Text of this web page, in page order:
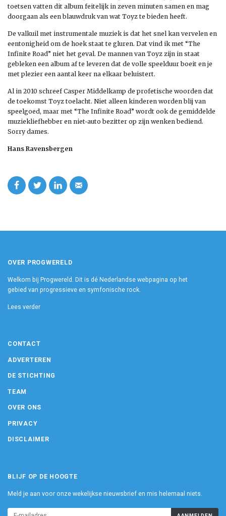
toetsen vatten dit album feitelijk in zeven minuten samen en mag
doorgaan als een blauwdruk van wat Toyz te bieden heeft.
De valkuil met instrumentale muziek is dat het snel kan vervelen en
eentonigheid om de hoek staat te gluren. Dat vind ik met “The
Infinite Road” niet het geval. De mannen van Toyz zijn in staat
gebleken een album af te leveren dat de volle speelduur boeit en je
met plezier een aantal keer na elkaar beluistert.
Al in 2010 schreef Casper Middelkamp de profetische woorden dat
de toekomst Toyz toelacht. Niet alleen kinderen worden blij van
speelgoed, maar met “The Infinite Road” wordt ook de gemiddelde
muziekliefhebber en niet-auto bezitter op zijn wenken bediend.
Sorry dames.
Hans Ravensbergen
OVER PROGWERELD
Welkom bij Progwereld. Dit is dé Nederlandse webpagina op het
gebied van progressieve en symfonische rock.
Lees verder
CONTACT
ADVERTEREN
DE STICHTING
TEAM
OVER ONS
PRIVACY
DISCLAIMER
BLIJF OP DE HOOGTE
Meld je aan voor onze wekelijkse nieuwsbrief en mis helemaal niets.